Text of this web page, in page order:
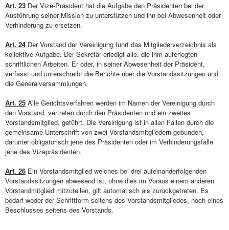
Art. 23 Der Vize-Präsident hat die Aufgabe den Präsidenten bei der
Ausführung seiner Mission zu unterstützen und ihn bei Abwesenheit oder
Verhinderung zu ersetzen.
Art. 24 Der Vorstand der Vereinigung führt das Mitgliederverzeichnis als
kollektive Aufgabe. Der Sekretär erledigt alle, die ihm auferlegten
schriftlichen Arbeiten. Er oder, in seiner Abwesenheit der Präsident,
verfasst und unterschreibt die Berichte über die Vorstandssitzungen und
die Generalversammlungen.
Art. 25 Alle Gerichtsverfahren werden im Namen der Vereinigung durch
den Vorstand, vertreten durch den Präsidenten und ein zweites
Vorstandsmitglied, geführt. Die Vereinigung ist in allen Fällen durch die
gemeinsame Unterschrift von zwei Vorstandsmitgliedern gebunden,
darunter obligatorisch jene des Präsidenten oder im Verhinderungsfalle
jene des Vizepräsidenten.
Art. 26 Ein Vorstandsmitglied welches bei drei aufeinanderfolgenden
Vorstandssitzungen abwesend ist, ohne dies im Voraus einem anderen
Vorstandmitglied mitzuteilen, gilt automatisch als zurückgetreten. Es
bedarf weder der Schriftform seitens des Vorstandsmitgliedes, noch eines
Beschlusses seitens des Vorstands.